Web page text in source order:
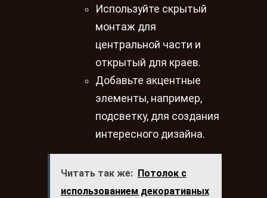
Используйте скрытый
монтаж для
центральной части и
открытый для краев.
Добавьте акцентные
элементы, например,
подсветку, для создания
интересного дизайна.
Читать так же:
Потолок с
использованием декоративных